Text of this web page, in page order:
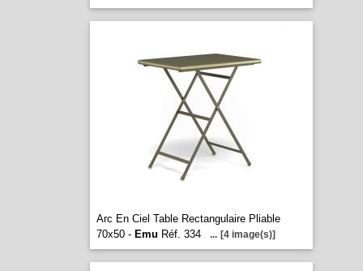
Arc En Ciel Table Rectangulaire Pliable
70x50 - Emu Réf. 334 ... [4 image(s)]